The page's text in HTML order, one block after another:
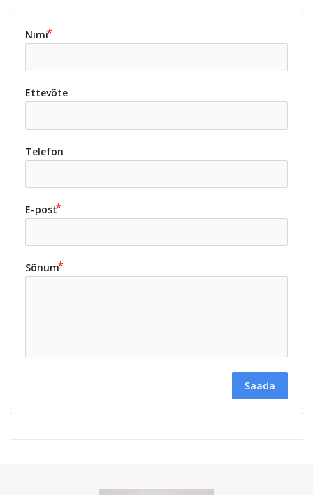
Nimi
Ettevõte
Telefon
E-post
Sõnum
Saada